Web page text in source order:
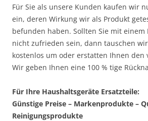
Für Sie als unsere Kunden kaufen wir
ein, deren Wirkung wir als Produkt
befunden haben. Sollten Sie mit einem
nicht zufrieden sein, dann tauschen
kostenlos um oder erstatten Ihnen den
Wir geben Ihnen eine 100 % tige
Für Ihre Haushaltsgeräte Ersatzteile:
Günstige Preise – Markenprodukte –
Reinigungsprodukte